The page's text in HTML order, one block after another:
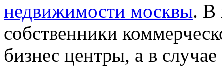
недвижимости москвы. В
собственники
бизнес центры, а в случае